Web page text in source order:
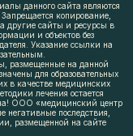
данного сайта являются
копирование,
другие сайты и ресурсы в
и объектов без
Указание ссылки на
размещенные на данной
для образовательных
в качестве медицинских
лечения остается
ООО «медицинский центр
негативные последствия,
размещенной на сайте